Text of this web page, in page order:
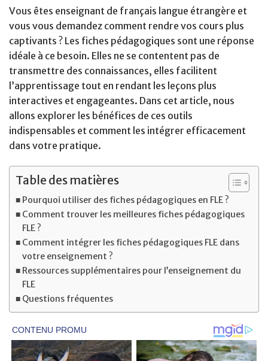
Vous êtes enseignant de français langue étrangère et
vous vous demandez comment rendre vos cours plus
captivants ? Les fiches pédagogiques sont une réponse
idéale à ce besoin. Elles ne se contentent pas de
transmettre des connaissances, elles facilitent
l’apprentissage tout en rendant les leçons plus
interactives et engageantes. Dans cet article, nous
allons explorer les bénéfices de ces outils
indispensables et comment les intégrer efficacement
dans votre pratique.
Table des matières
Pourquoi utiliser des fiches pédagogiques en FLE ?
Comment trouver les meilleures fiches pédagogiques
FLE ?
Comment intégrer les fiches pédagogiques FLE dans
votre enseignement ?
Ressources supplémentaires pour l’enseignement du
FLE
Questions fréquentes